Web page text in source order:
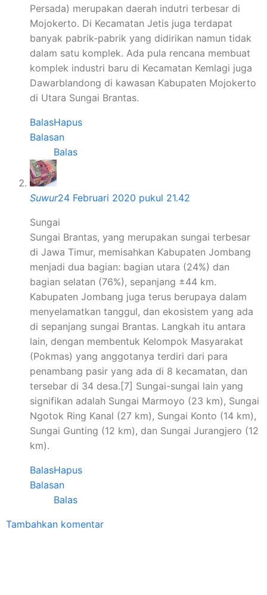
Persada) merupakan daerah indutri terbesar di
Mojokerto. Di Kecamatan Jetis juga terdapat
banyak pabrik-pabrik yang didirikan namun tidak
dalam satu komplek. Ada pula rencana membuat
komplek industri baru di Kecamatan Kemlagi juga
Dawarblandong di kawasan Kabupaten Mojokerto
di Utara Sungai Brantas.
BalasHapus
Balasan
Balas
Suwur24 Februari 2020 pukul 21.42
Sungai
Sungai Brantas, yang merupakan sungai terbesar
di Jawa Timur, memisahkan Kabupaten Jombang
menjadi dua bagian: bagian utara (24%) dan
bagian selatan (76%), sepanjang ±44 km.
Kabupaten Jombang juga terus berupaya dalam
menyelamatkan tanggul, dan ekosistem yang ada
di sepanjang sungai Brantas. Langkah itu antara
lain, dengan membentuk Kelompok Masyarakat
(Pokmas) yang anggotanya terdiri dari para
penambang pasir yang ada di 8 kecamatan, dan
tersebar di 34 desa.[7] Sungai-sungai lain yang
signifikan adalah Sungai Marmoyo (23 km), Sungai
Ngotok Ring Kanal (27 km), Sungai Konto (14 km),
Sungai Gunting (12 km), dan Sungai Jurangjero (12
km).
BalasHapus
Balasan
Balas
Tambahkan komentar